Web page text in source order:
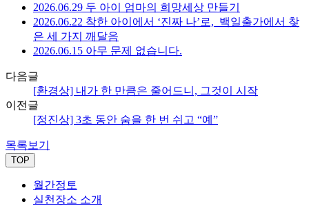
2026.06.29 두 아이 엄마의 희망세상 만들기
2026.06.22 착한 아이에서 ‘진짜 나’로,_백일출가에서 찾
은 세 가지 깨달음
2026.06.15 아무 문제 없습니다.
다음글
[환경상] 내가 한 만큼은 줄어드니, 그것이 시작
이전글
[정진상] 3초 동안 숨을 한 번 쉬고 “예”
목록보기
TOP
월간정토
실천장소 소개